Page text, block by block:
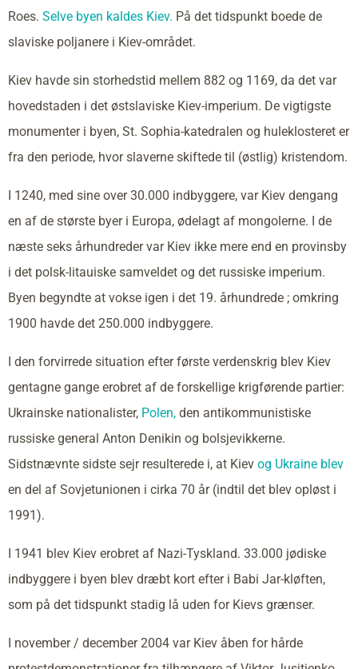
Roes. Selve byen kaldes Kiev. På det tidspunkt boede de
slaviske poljanere i Kiev-området.
Kiev havde sin storhedstid mellem 882 og 1169, da det var
hovedstaden i det østslaviske Kiev-imperium. De vigtigste
monumenter i byen, St. Sophia-katedralen og huleklosteret er
fra den periode, hvor slaverne skiftede til (østlig) kristendom.
I 1240, med sine over 30.000 indbyggere, var Kiev dengang
en af de største byer i Europa, ødelagt af mongolerne. I de
næste seks århundreder var Kiev ikke mere end en provinsby
i det polsk-litauiske samveldet og det russiske imperium.
Byen begyndte at vokse igen i det 19. århundrede ; omkring
1900 havde det 250.000 indbyggere.
I den forvirrede situation efter første verdenskrig blev Kiev
gentagne gange erobret af de forskellige krigførende partier:
Ukrainske nationalister, Polen, den antikommunistiske
russiske general Anton Denikin og bolsjevikkerne.
Sidstnævnte sidste sejr resulterede i, at Kiev og Ukraine blev
en del af Sovjetunionen i cirka 70 år (indtil det blev opløst i
1991).
I 1941 blev Kiev erobret af Nazi-Tyskland. 33.000 jødiske
indbyggere i byen blev dræbt kort efter i Babi Jar-kløften,
som på det tidspunkt stadig lå uden for Kievs grænser.
I november / december 2004 var Kiev åben for hårde